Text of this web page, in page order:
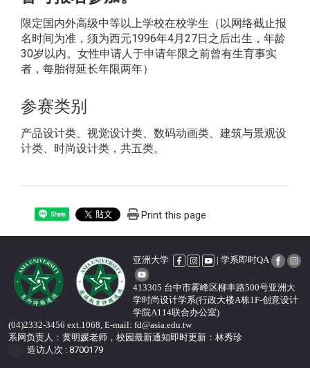
限定国内外高级中等以上学校在校学生（以网络截止报
名时间为准，须为西元1996年4月27日之后出生，年龄
30岁以内。女性申请人于申请年限之前曾有生育事实
者，每胎得延长年限两年）
参赛类别
产品设计类、视觉设计类、数码动画类、建筑与景观设
计类、时尚设计类，共五类。
Share Print this page
亚洲大学 | 学系即时QA
413305 台中市雾峰区柳丰路500号亚洲大
学时尚设计学系(行政大楼A栋1F-创意设计
学院A114联合办公室)
(04)2332-3456 ext.1068, E-mail: fd@asia.edu.tw
系网负责人：黄明媛老师，校园最新通知即时更新 ：林秀珍
造访人次 : 8700179